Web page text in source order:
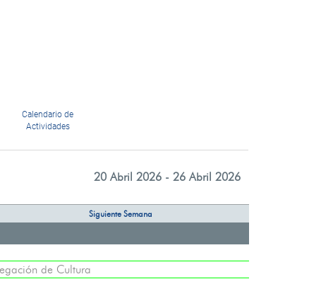
Calendario de
Actividades
20 Abril 2026 - 26 Abril 2026
Siguiente Semana
de Cultura